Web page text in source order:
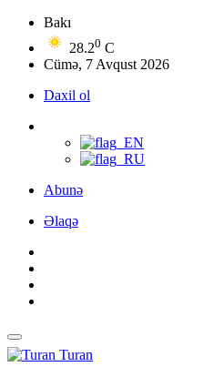
Bakı
28.20 C
Cümə, 7 Avqust 2026
Daxil ol
Abunə
Əlaqə
Turan